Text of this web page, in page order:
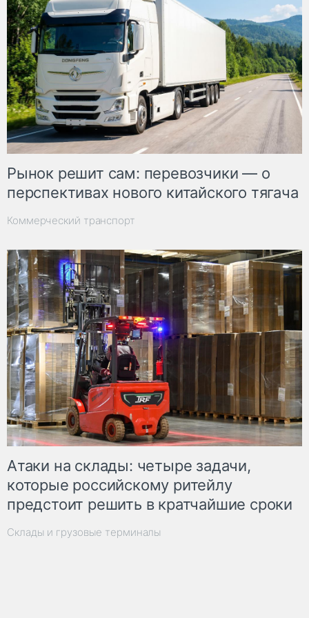
Рынок решит сам: перевозчики — о
перспективах нового китайского тягача
Коммерческий транспорт
Атаки на склады: четыре задачи,
которые российскому ритейлу
предстоит решить в кратчайшие сроки
Склады и грузовые терминалы